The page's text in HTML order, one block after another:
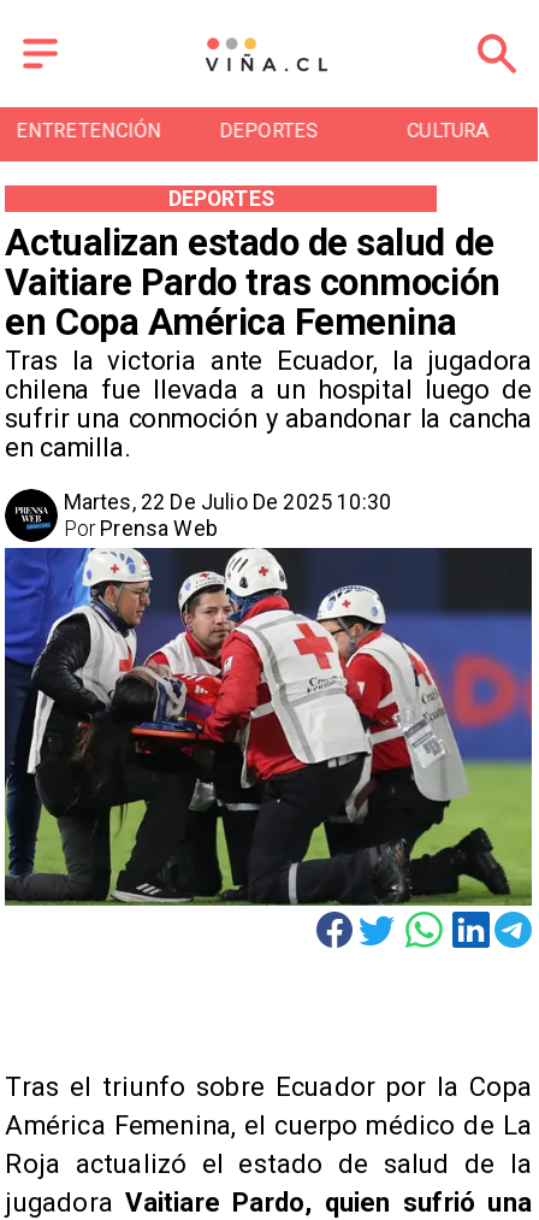
DEPORTES CULTURA TURISMO
Actualizan estado de salud de
Vaitiare Pardo tras conmoción
en Copa América Femenina
Tras la victoria ante Ecuador, la jugadora
chilena fue llevada a un hospital luego de
sufrir una conmoción y abandonar la cancha
en camilla.
DEPORTES
Martes, 22 De Julio De 2025 10:30
Prensa Web
Por
Tras el triunfo sobre Ecuador por la Copa
América Femenina, el cuerpo médico de La
Roja actualizó el estado de salud de la
jugadoraVaitiare Pardo, quien sufrió una